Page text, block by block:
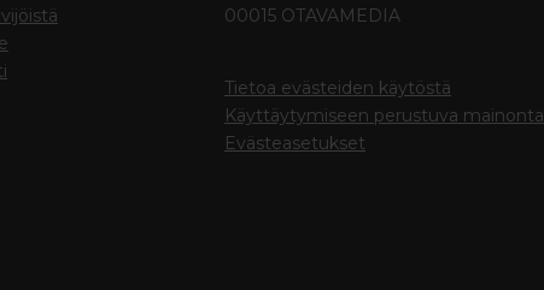
00015 OTAVAMEDIA
Tietoa evästeiden käytöstä
Käyttäytymiseen perustuva mainonta
Evästeasetukset